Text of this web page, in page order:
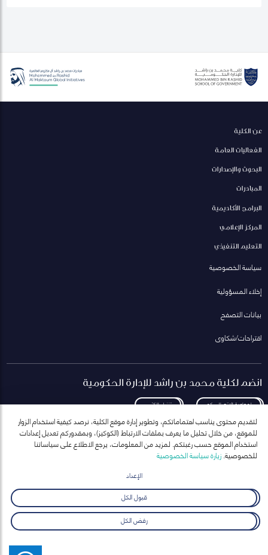
عن الكلية
الفعاليات العامة
البحوث والإصدارات
المبادرات
البرامج الأكاديمية
المركز الإعلامي
التعليم التنفيذي
سياسة الخصوصية
إخلاء المسؤولية
بيانات التصفح
اقتراحات/شكاوى
انضم لكلية محمد بن راشد للإدارة الحكومية
لمعاودة الاتصال بكم تنزيل الكتيب
انضم إلى قائمة مراسلاتنا
ارسال
لتقديم محتوى يناسب اهتماماتكم، وتطوير إدارة موقع الكلية، نرصد كيفية استخدام الزوار
للموقع، من خلال تحليل ما يعرف بملفات الارتباط (الكوكيز)، وبمقدوركم تعديل إعدادات
استخدام الموقع حسب رغبتكم. لمزيد من المعلومات، يرجع الاطلاع على سياساتنا
للخصوصية.زيارة سياسة الخصوصية
الإعداد
قبول الكل
رفض الكل